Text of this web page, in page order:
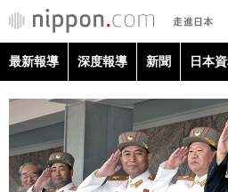
最新報導
最新報導 深度報導 新聞 日本